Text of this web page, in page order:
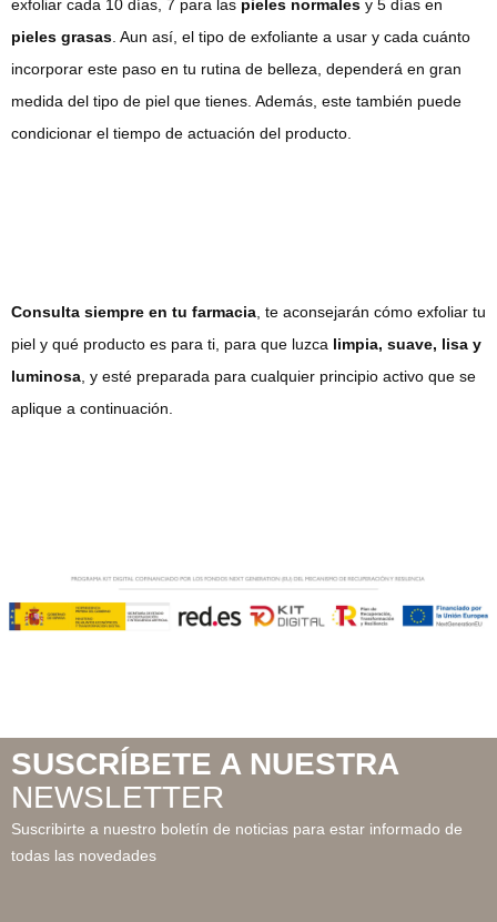
exfoliar cada 10 días, 7 para las pieles normales y 5 días en
pieles grasas. Aun así, el tipo de exfoliante a usar y cada cuánto
incorporar este paso en tu rutina de belleza, dependerá en gran
medida del tipo de piel que tienes. Además, este también puede
condicionar el tiempo de actuación del producto.
Consulta siempre en tu farmacia , te aconsejarán cómo exfoliar tu
piel y qué producto es para ti, para que luzca limpia, suave, lisa y
luminosa , y esté preparada para cualquier principio activo que se
aplique a continuación.
SUSCRÍBETE A NUESTRA
NEWSLETTER
Suscribirte a nuestro boletín de noticias para estar informado de
todas las novedades